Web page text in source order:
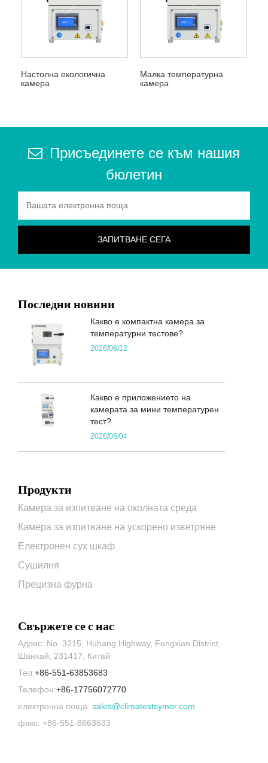
Настолна екологична
камера
Малка температурна
камера
Присъединете се към нашия
бюлетин
Последни новини
Какво е компактна камера за
температурни тестове?
2026/06/12
Какво е приложението на
камерата за мини температурен
тест?
2026/06/04
Продукти
Камера за изпитване на околната среда
Камера за изпитване на ускорено изветряне
Електронен сух шкаф
Сушилня
Прецизна фурна
Свържете се с нас
Адрес: No. 3215, Huhang Highway, Fengxian District,
Шанхай, 231417, Китай
Тел:+86-551-63853683
Телефон:+86-17756072770
електронна поща: sales@climatestsymor.com
факс: +86-551-8663633